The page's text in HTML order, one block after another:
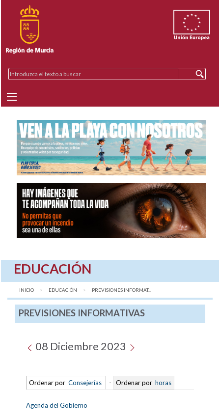
EDUCACIÓN
INICIO EDUCACIÓN AQUÍ:
PREVISIONES INFORMAT...
PREVISIONES INFORMATIVAS
08 Diciembre 2023
Ordenar por Consejerías - Ordenar por horas
Agenda del Gobierno